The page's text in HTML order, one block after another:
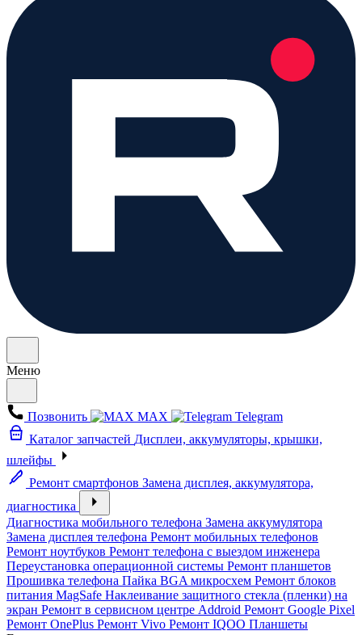
Меню
Позвонить MAX
Telegram
Каталог запчастей Дисплеи, аккумуляторы, крышки,
шлейфы
Ремонт смартфонов Замена дисплея, аккумулятора,
диагностика
Диагностика мобильного телефона Замена аккумулятора
Замена дисплея телефона Ремонт мобильных телефонов
Ремонт ноутбуков Ремонт телефона с выездом инженера
Переустановка операционной системы Ремонт планшетов
Прошивка телефона Пайка BGA микросхем Ремонт блоков
питания MagSafe Наклеивание защитного стекла (пленки) на
экран Ремонт в сервисном центре Addroid Ремонт Google Pixel
Ремонт OnePlus Ремонт Vivo Ремонт IQOO Планшеты